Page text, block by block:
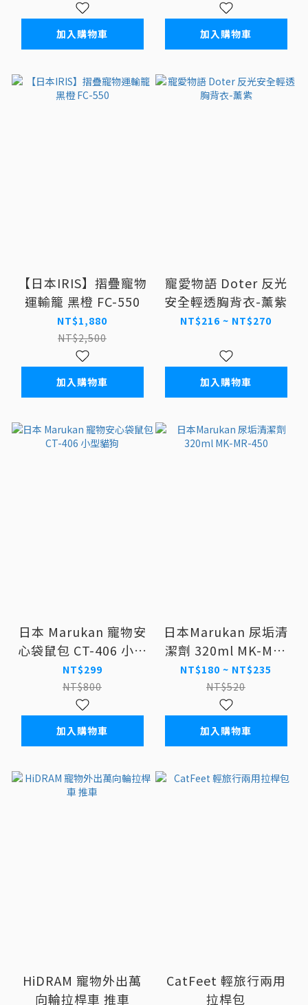
加入購物車 加入購物車
【日本IRIS】摺疊寵物
運輸籠 黑橙 FC-550
NT$1,880
NT$2,500
加入購物車
寵愛物語 Doter 反光
安全輕透胸背衣-薰紫
NT$216 ~ NT$270
加入購物車
日本 Marukan 寵物安
心袋鼠包 CT-406 小型
貓狗
NT$299
NT$800
加入購物車
日本Marukan 尿垢清
潔劑 320ml MK-MR-
450
NT$180 ~ NT$235
NT$520
加入購物車
HiDRAM 寵物外出萬
向輪拉桿車 推車
CatFeet 輕旅行兩用
拉桿包